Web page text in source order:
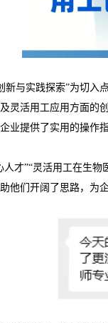
新与实践探索”为切
灵活用工应用方面的
业提供了实用的操作
才”“灵活用工在生
他们开阔了思路，为